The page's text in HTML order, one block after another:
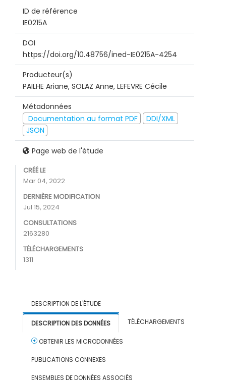
ID de référence
IE0215A
DOI
https://doi.org/10.48756/ined-IE0215A-4254
Producteur(s)
PAILHE Ariane, SOLAZ Anne, LEFEVRE Cécile
Métadonnées
Documentation au format PDF
DDI/XML
JSON
Page web de l'étude
CRÉÉ LE
Mar 04, 2022
DERNIÈRE MODIFICATION
Jul 15, 2024
CONSULTATIONS
2163280
TÉLÉCHARGEMENTS
1311
DESCRIPTION DE L'ÉTUDE
DESCRIPTION DES DONNÉES TÉLÉCHARGEMENTS
OBTENIR LES MICRODONNÉES
PUBLICATIONS CONNEXES
ENSEMBLES DE DONNÉES ASSOCIÉS